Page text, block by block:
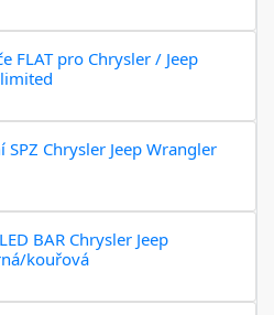
FLAT pro Chrysler / Jeep
SPZ Chrysler Jeep Wrangler
BAR Chrysler Jeep
kouřová